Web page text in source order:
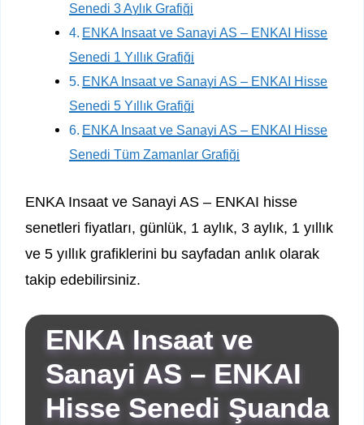
Senedi 3 Aylık Grafiği
ENKA Insaat ve Sanayi AS – ENKAI Hisse
Senedi 1 Yıllık Grafiği
ENKA Insaat ve Sanayi AS – ENKAI Hisse
Senedi 5 Yıllık Grafiği
ENKA Insaat ve Sanayi AS – ENKAI Hisse
Senedi Tüm Zamanlar Grafiği
ENKA Insaat ve Sanayi AS – ENKAI hisse
senetleri fiyatları, günlük, 1 aylık, 3 aylık, 1 yıllık
ve 5 yıllık grafiklerini bu sayfadan anlık olarak
takip edebilirsiniz.
ENKA Insaat ve
Sanayi AS – ENKAI
Hisse Senedi Şuanda